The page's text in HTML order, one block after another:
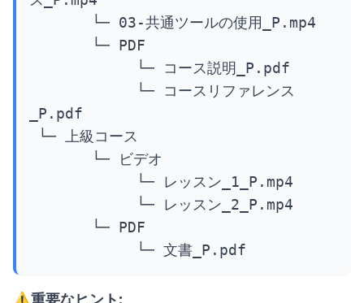
_P.pdf
            └─ 文書_P.pdf